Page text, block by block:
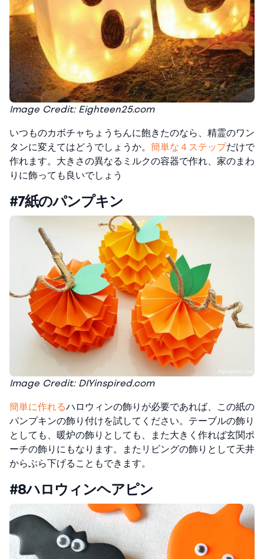
Image Credit: Eighteen25.com
いつものカボチャちょうちんに飽きたのなら、精霊のワン
タンに変えてはどうでしょうか。 簡単な４ステップだけで
作れます。大きさの異なるミルクの容器で作れ、家のまわ
りに飾っても良いでしょう
#7紙のパンプキン
Image Credit: DIYinspired.com
簡単に作れるハロウィンの飾りが必要であれば、この紙の
パンプキンの飾り付けを試してください。テーブルの飾り
としても、暖炉の飾りとしても、また大きく作れば玄関ポ
ーチの飾りにもなります。またリビングの飾りとして天井
からぶら下げることもできます。
#8ハロウィンヘアピン